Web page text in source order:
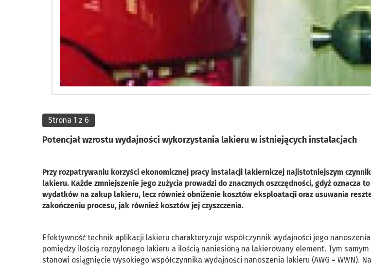
Strona 1 z 6
Potencjał wzrostu wydajności wykorzystania lakieru w istniejących instalacjach
Przy rozpatrywaniu korzyści ekonomicznej pracy instalacji lakierniczej najistotniejszym
lakieru. Każde zmniejszenie jego zużycia prowadzi do znacznych oszczędności, gdyż oznacza
wydatków na zakup lakieru, lecz również obniżenie kosztów eksploatacji oraz usuwania
zakończeniu procesu, jak również kosztów jej czyszczenia.
Efektywność technik aplikacji lakieru charakteryzuje współczynnik wydajności jego
pomiędzy ilością rozpylonego lakieru a ilością naniesioną na lakierowany element. Tym
stanowi osiągnięcie wysokiego współczynnika wydajności nanoszenia lakieru (AWG = WWN).